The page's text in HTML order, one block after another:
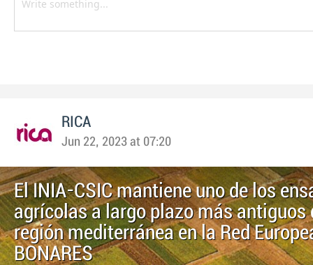
RICA
Jun 22, 2023 at 07:20
El INIA-CSIC mantiene uno de los
agrícolas a largo plazo más antiguos
región mediterránea en la Red
BONARES